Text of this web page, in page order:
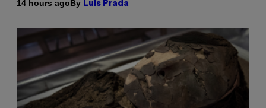
14 hours agoBy Luis Prada